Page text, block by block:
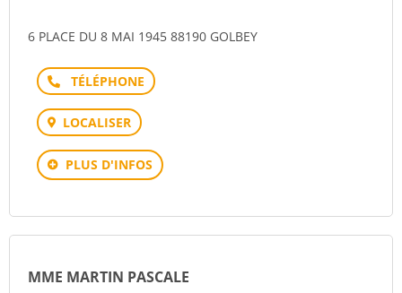
6 PLACE DU 8 MAI 1945 88190 GOLBEY
Téléphone
LOCALISER
PLUS D'INFOS
MME MARTIN PASCALE